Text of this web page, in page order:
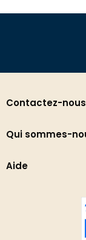
Contactez-nous
Qui sommes-
Aide